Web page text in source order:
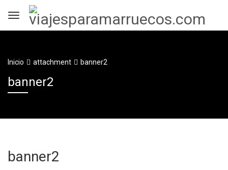
Inicio attachment banner2
banner2
banner2